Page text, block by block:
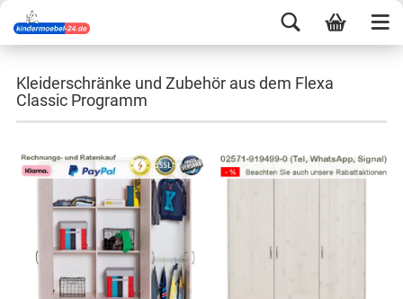
Kleiderschränke und Zubehör aus dem Flexa
Classic Programm